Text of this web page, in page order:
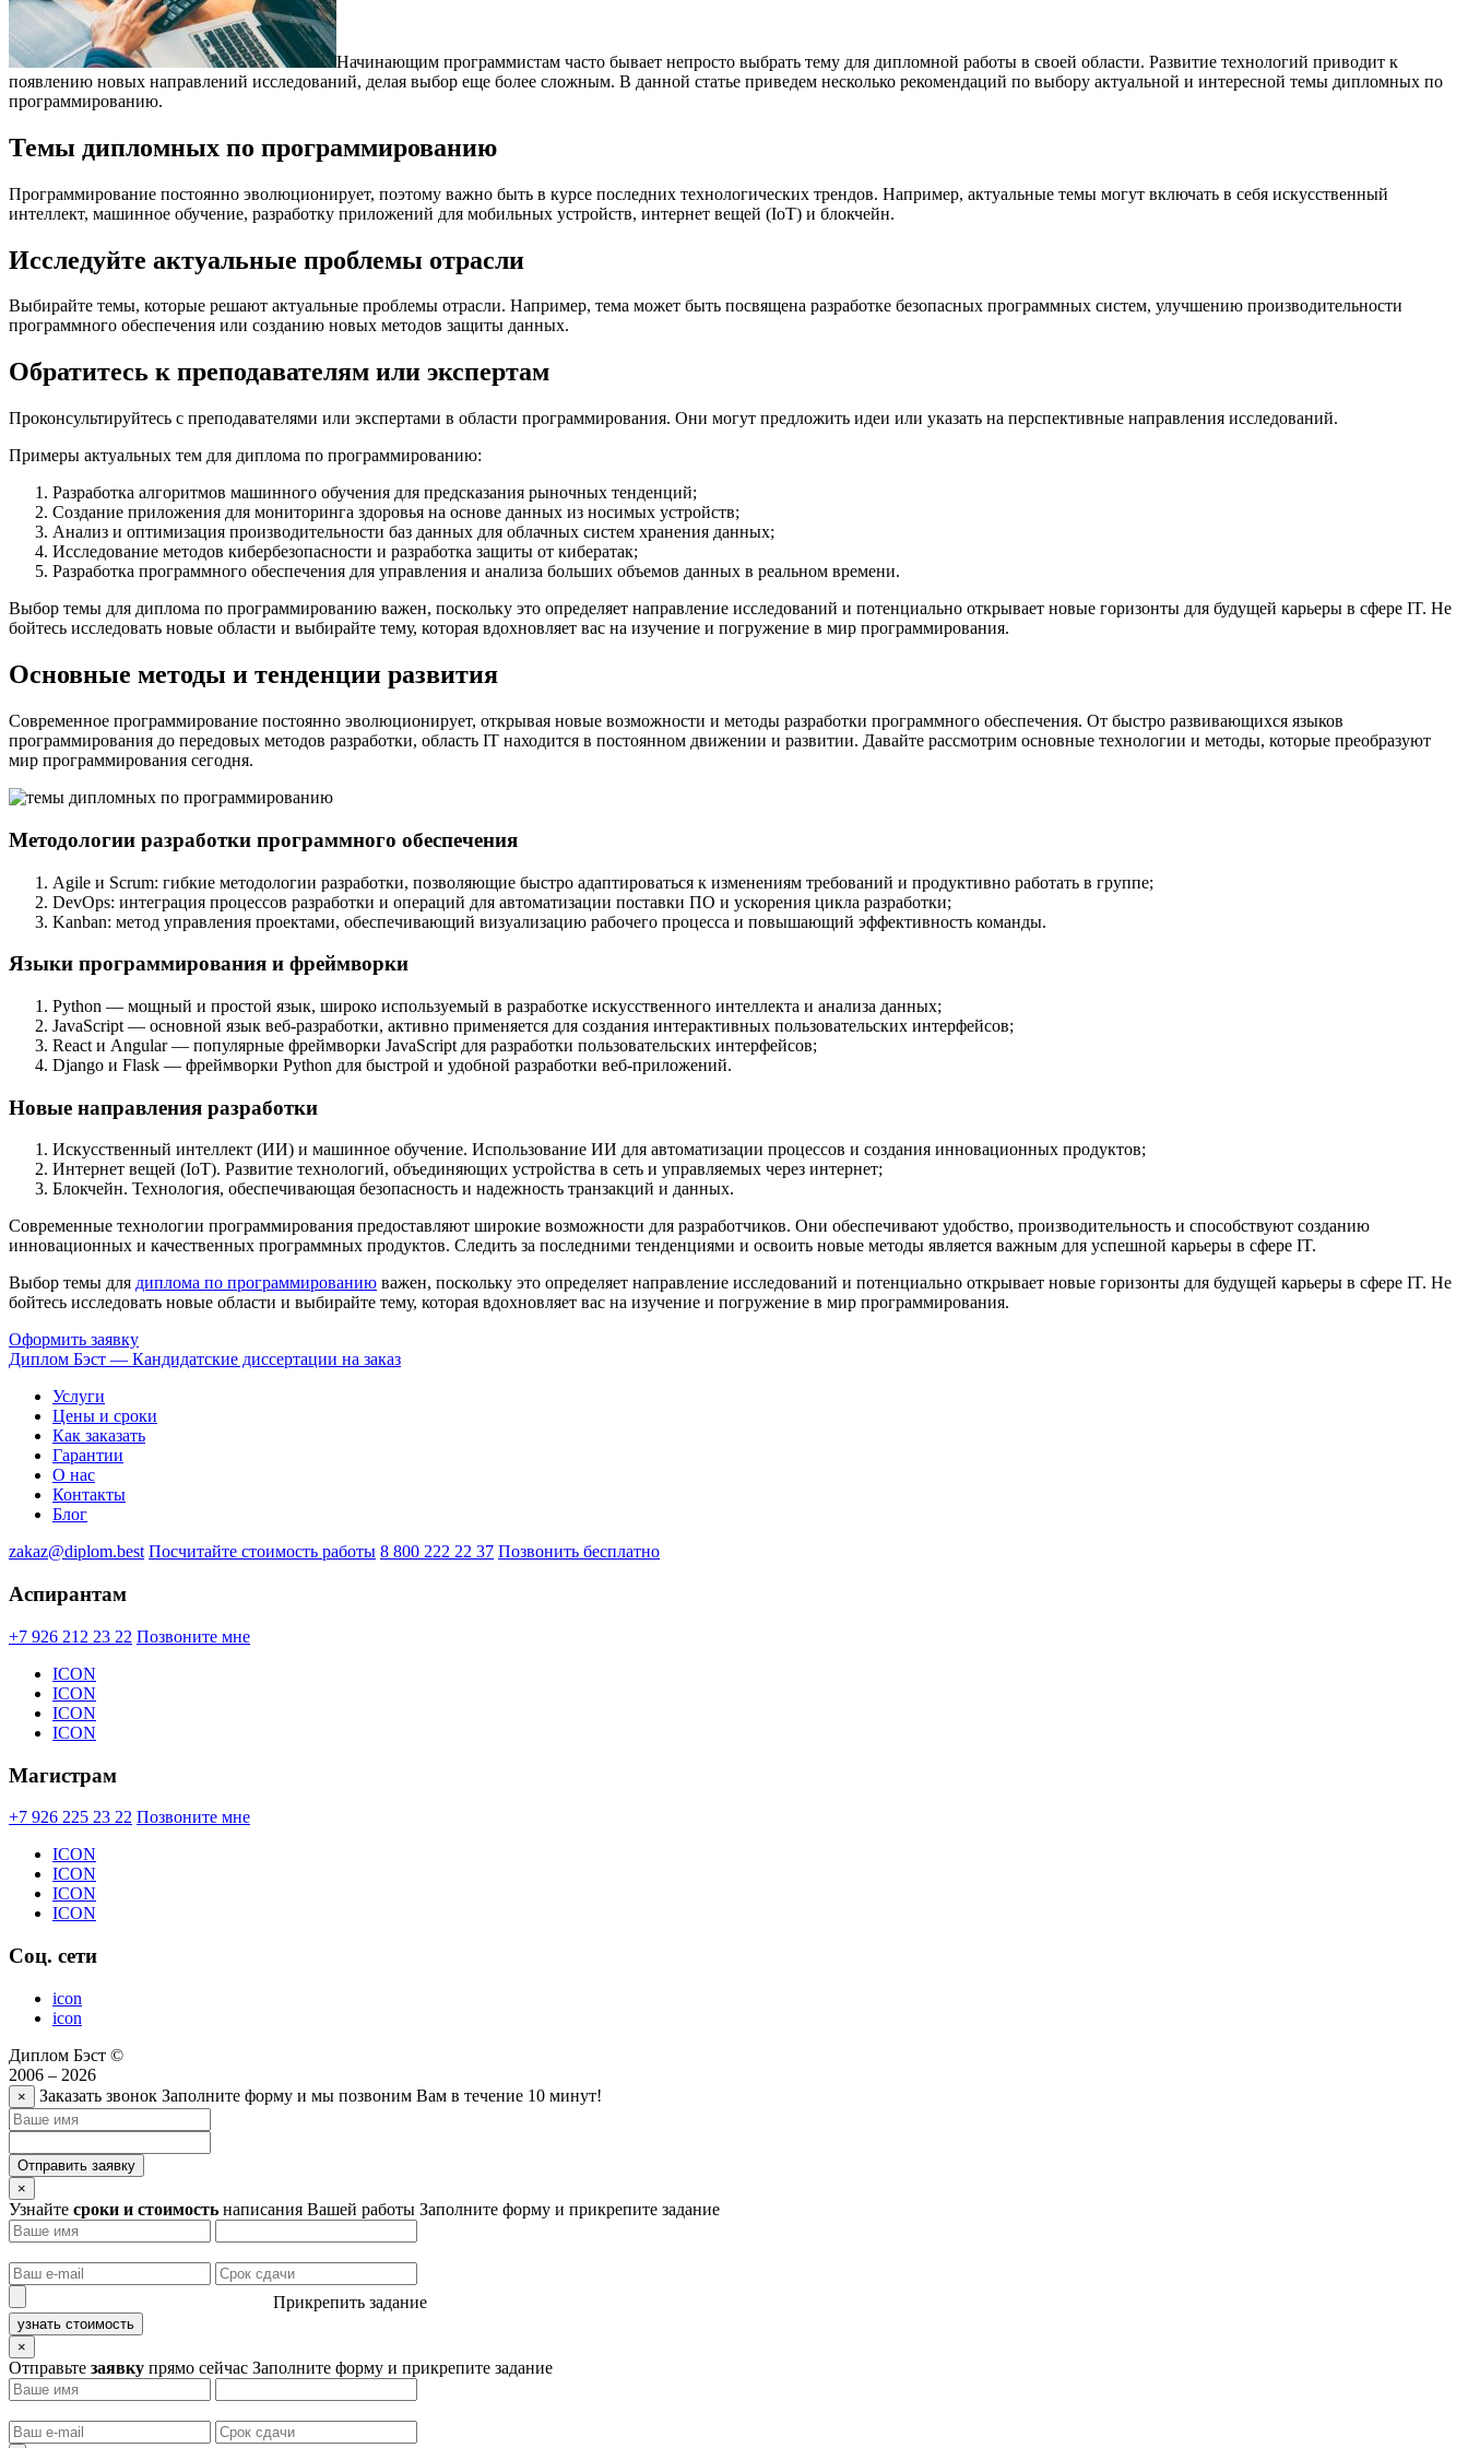
Начинающим программистам часто бывает непросто выбрать тему для дипломной работы в своей области. Развитие технологий приводит к
появлению новых направлений исследований, делая выбор еще более сложным. В данной статье приведем несколько рекомендаций по выбору актуальной и интересной темы дипломных по
программированию.
Темы дипломных по программированию
Программирование постоянно эволюционирует, поэтому важно быть в курсе последних технологических трендов. Например, актуальные темы могут включать в себя искусственный
интеллект, машинное обучение, разработку приложений для мобильных устройств, интернет вещей (IoT) и блокчейн.
Исследуйте актуальные проблемы отрасли
Выбирайте темы, которые решают актуальные проблемы отрасли. Например, тема может быть посвящена разработке безопасных программных систем, улучшению производительности
программного обеспечения или созданию новых методов защиты данных.
Обратитесь к преподавателям или экспертам
Проконсультируйтесь с преподавателями или экспертами в области программирования. Они могут предложить идеи или указать на перспективные направления исследований.
Примеры актуальных тем для диплома по программированию:
Разработка алгоритмов машинного обучения для предсказания рыночных тенденций;
Создание приложения для мониторинга здоровья на основе данных из носимых устройств;
Анализ и оптимизация производительности баз данных для облачных систем хранения данных;
Исследование методов кибербезопасности и разработка защиты от кибератак;
Разработка программного обеспечения для управления и анализа больших объемов данных в реальном времени.
Выбор темы для диплома по программированию важен, поскольку это определяет направление исследований и потенциально открывает новые горизонты для будущей карьеры в сфере IT. Не
бойтесь исследовать новые области и выбирайте тему, которая вдохновляет вас на изучение и погружение в мир программирования.
Основные методы и тенденции развития
Современное программирование постоянно эволюционирует, открывая новые возможности и методы разработки программного обеспечения. От быстро развивающихся языков
программирования до передовых методов разработки, область IT находится в постоянном движении и развитии. Давайте рассмотрим основные технологии и методы, которые преобразуют
мир программирования сегодня.
Методологии разработки программного обеспечения
Agile и Scrum: гибкие методологии разработки, позволяющие быстро адаптироваться к изменениям требований и продуктивно работать в группе;
DevOps: интеграция процессов разработки и операций для автоматизации поставки ПО и ускорения цикла разработки;
Kanban: метод управления проектами, обеспечивающий визуализацию рабочего процесса и повышающий эффективность команды.
Языки программирования и фреймворки
Python — мощный и простой язык, широко используемый в разработке искусственного интеллекта и анализа данных;
JavaScript — основной язык веб-разработки, активно применяется для создания интерактивных пользовательских интерфейсов;
React и Angular — популярные фреймворки JavaScript для разработки пользовательских интерфейсов;
Django и Flask — фреймворки Python для быстрой и удобной разработки веб-приложений.
Новые направления разработки
Искусственный интеллект (ИИ) и машинное обучение. Использование ИИ для автоматизации процессов и создания инновационных продуктов;
Интернет вещей (IoT). Развитие технологий, объединяющих устройства в сеть и управляемых через интернет;
Блокчейн. Технология, обеспечивающая безопасность и надежность транзакций и данных.
Современные технологии программирования предоставляют широкие возможности для разработчиков. Они обеспечивают удобство, производительность и способствуют созданию
инновационных и качественных программных продуктов. Следить за последними тенденциями и освоить новые методы является важным для успешной карьеры в сфере IT.
Выбор темы для диплома по программированию важен, поскольку это определяет направление исследований и потенциально открывает новые горизонты для будущей карьеры в сфере IT. Не
бойтесь исследовать новые области и выбирайте тему, которая вдохновляет вас на изучение и погружение в мир программирования.
Оформить заявку
Диплом Бэст — Кандидатские диссертации на заказ
Услуги
Цены и сроки
Как заказать
Гарантии
О нас
Контакты
Блог
zakaz@diplom.best Посчитайте стоимость работы 8 800 222 22 37 Позвонить бесплатно
Аспирантам
+7 926 212 23 22 Позвоните мне
ICON
ICON
ICON
ICON
Магистрам
+7 926 225 23 22 Позвоните мне
ICON
ICON
ICON
ICON
Соц. сети
icon
icon
Диплом Бэст ©
2006 – 2026
× Заказать звонок Заполните форму и мы позвоним Вам в течение 10 минут!
Отправить заявку
×
Узнайте сроки и стоимость написания Вашей работы Заполните форму и прикрепите задание
Прикрепить задание
узнать стоимость
×
Отправьте заявку прямо сейчас Заполните форму и прикрепите задание